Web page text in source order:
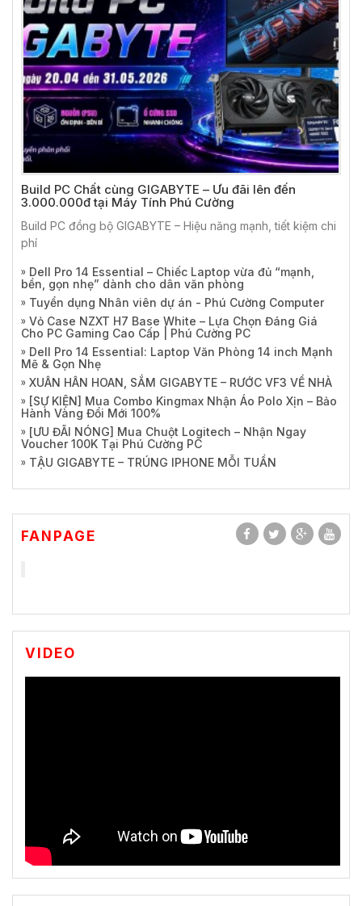
Build PC Chất cùng GIGABYTE – Ưu đãi lên đến
3.000.000đ tại Máy Tính Phú Cường
Build PC đồng bộ GIGABYTE – Hiệu năng mạnh, tiết kiệm chi
phí
Dell Pro 14 Essential – Chiếc Laptop vừa đủ “mạnh,
bền, gọn nhẹ” dành cho dân văn phòng
Tuyển dụng Nhân viên dự án - Phú Cường Computer
Vỏ Case NZXT H7 Base White – Lựa Chọn Đáng Giá
Cho PC Gaming Cao Cấp | Phú Cường PC
Dell Pro 14 Essential: Laptop Văn Phòng 14 inch Mạnh
Mẽ & Gọn Nhẹ
XUÂN HÂN HOAN, SẮM GIGABYTE – RƯỚC VF3 VỀ NHÀ
[SỰ KIỆN] Mua Combo Kingmax Nhận Áo Polo Xịn – Bảo
Hành Vàng Đổi Mới 100%
[ƯU ĐÃI NÓNG] Mua Chuột Logitech – Nhận Ngay
Voucher 100K Tại Phú Cường PC
TẬU GIGABYTE – TRÚNG IPHONE MỖI TUẦN
FANPAGE
VIDEO